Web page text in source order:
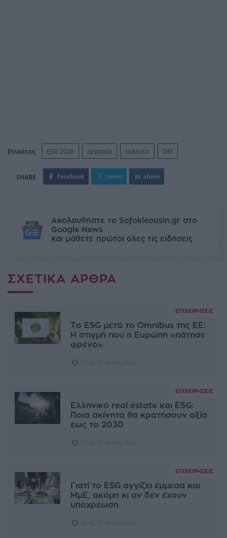
Ετικέτες ESG 2026 εργασία ταλέντο DEI
facebook tweet share
Ακολουθήστε το Sofokleousin.gr στο
Google News
και μάθετε πρώτοι όλες τις ειδήσεις
ΣΧΕΤΙΚΆ ΆΡΘΡΑ
ΕΠΙΧΕΙΡΉΣΕΙΣ
Το ESG μετά το Omnibus της ΕΕ:
Η στιγμή που η Ευρώπη «πάτησε
φρένο»
ΕΠΙΧΕΙΡΉΣΕΙΣ
Ελληνικό real estate και ESG:
Ποια ακίνητα θα κρατήσουν αξία
έως το 2030
ΕΠΙΧΕΙΡΉΣΕΙΣ
Γιατί το ESG αγγίζει έμμεσα και
ΜμΕ, ακόμη κι αν δεν έχουν
υποχρέωση